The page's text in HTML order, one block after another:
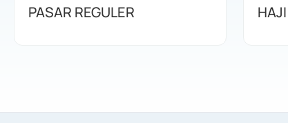
PASAR REGULER
HAJI